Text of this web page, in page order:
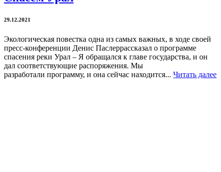
29.12.2021
Экологическая повестка одна из самых важных, в ходе своей
пресс-конференции Денис Паслеррассказал о программе
спасения реки Урал – Я обращался к главе государства, и он
дал соответствующие распоряжения. Мы
разработали программу, и она сейчас находится... Читать далее